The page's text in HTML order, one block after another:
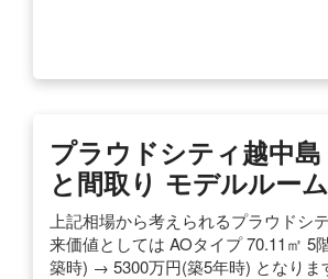
プラウドシティ越中
と間取り モデルルー
上記相場から考えられるプラウドシ
来価値としては AOタイプ 70.11㎡ 5
築時) → 5300万円(築5年時) となりま